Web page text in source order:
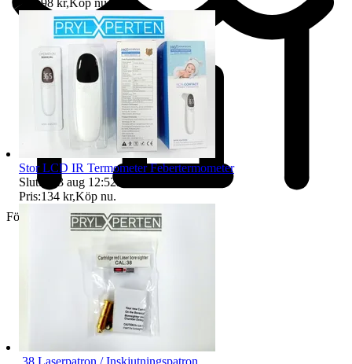
Företag
Pris:98 kr,Köp nu.
Stor LCD IR Termometer Febertermometer
Sluttid
13 aug 12:52.
Pris:134 kr,Köp nu.
.38 Laserpatron / Inskjutningspatron